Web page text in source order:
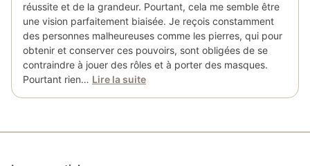
réussite et de la grandeur. Pourtant, cela me semble être
une vision parfaitement biaisée. Je reçois constamment
des personnes malheureuses comme les pierres, qui pour
obtenir et conserver ces pouvoirs, sont obligées de se
contraindre à jouer des rôles et à porter des masques.
Pourtant rien… Lire la suite